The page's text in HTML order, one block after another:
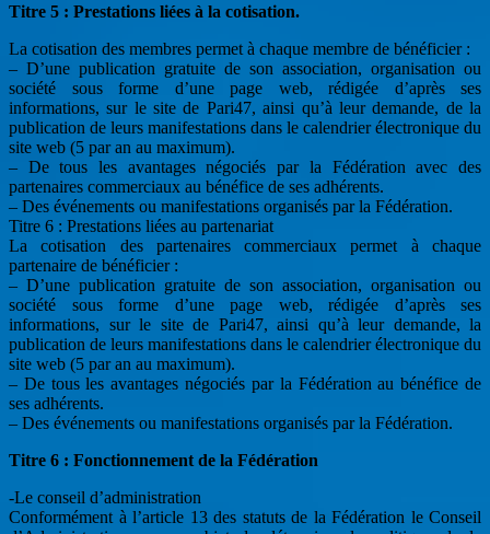
Titre 5 : Prestations liées à la cotisation.
La cotisation des membres permet à chaque membre de bénéficier :
– D’une publication gratuite de son association, organisation ou
société sous forme d’une page web, rédigée d’après ses
informations, sur le site de Pari47, ainsi qu’à leur demande, de la
publication de leurs manifestations dans le calendrier électronique du
site web (5 par an au maximum).
– De tous les avantages négociés par la Fédération avec des
partenaires commerciaux au bénéfice de ses adhérents.
– Des événements ou manifestations organisés par la Fédération.
Titre 6 : Prestations liées au partenariat
La cotisation des partenaires commerciaux permet à chaque
partenaire de bénéficier :
– D’une publication gratuite de son association, organisation ou
société sous forme d’une page web, rédigée d’après ses
informations, sur le site de Pari47, ainsi qu’à leur demande, la
publication de leurs manifestations dans le calendrier électronique du
site web (5 par an au maximum).
– De tous les avantages négociés par la Fédération au bénéfice de
ses adhérents.
– Des événements ou manifestations organisés par la Fédération.
Titre 6 : Fonctionnement de la Fédération
-Le conseil d’administration
Conformément à l’article 13 des statuts de la Fédération le Conseil